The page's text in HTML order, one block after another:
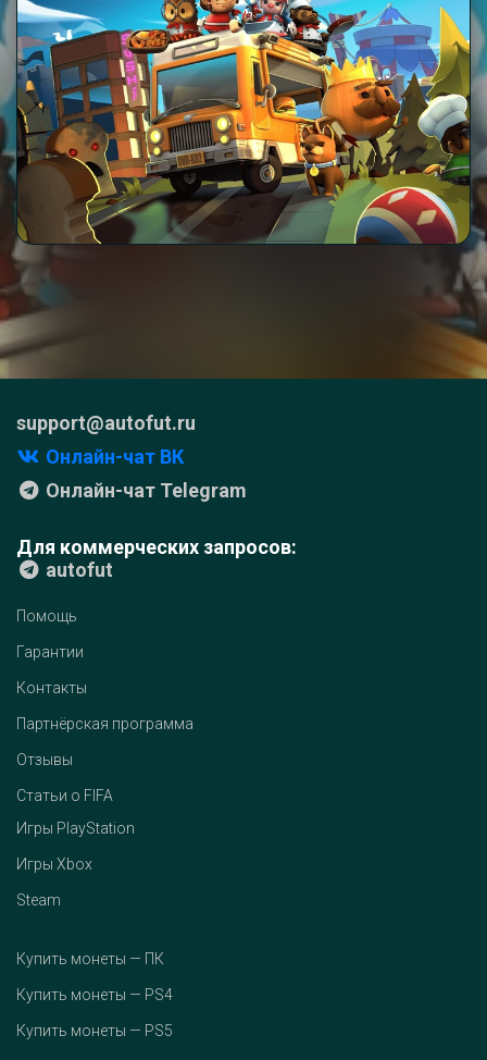
support@autofut.ru
Онлайн-чат ВК
Онлайн-чат Telegram
Для коммерческих запросов:
autofut
Помощь
Гарантии
Контакты
Партнёрская программа
Отзывы
Статьи о FIFA
Игры PlayStation
Игры Xbox
Steam
Купить монеты — ПК
Купить монеты — PS4
Купить монеты — PS5